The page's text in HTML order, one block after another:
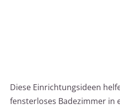
Diese Einrichtungsideen
fensterloses Badezimmer in